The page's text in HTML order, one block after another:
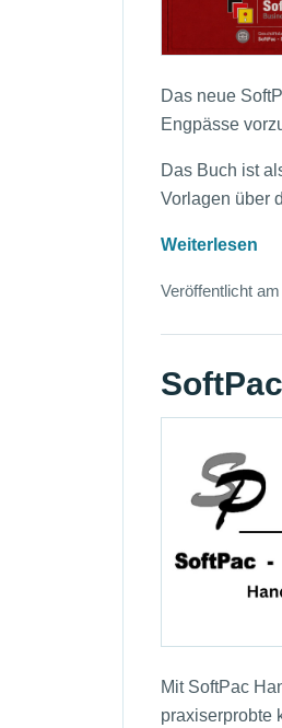
Das neue
Engpässe
Das Buch ist
Vorlagen über
Weiterlesen
Veröffentlicht
Mit SoftPac
praxiserprobte